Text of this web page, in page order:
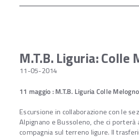
M.T.B. Liguria: Colle
11-05-2014
11 maggio :M.T.B. Liguria Colle Melogno
Escursione in collaborazione con le
Alpignano e Bussoleno, che ci porterà
compagnia sul terreno ligure. Il